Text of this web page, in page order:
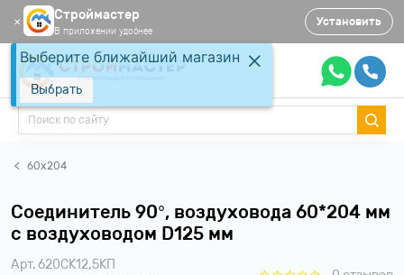
✕ Строймастер
В приложении удобнее
Установить
60х204
Соединитель 90°, воздуховода 60*204 мм
с воздуховодом D125 мм
Арт. 620СК12,5КП
Выберите ближайший магазин
Выбрать